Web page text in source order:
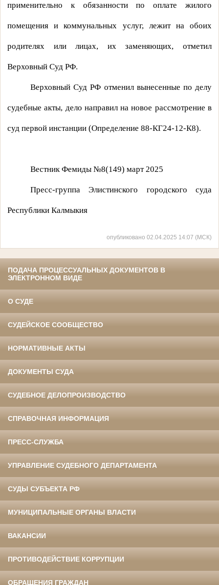
применительно к обязанности по оплате жилого
помещения и коммунальных услуг, лежит на обоих
родителях или лицах, их заменяющих, отметил
Верховный Суд РФ.
Верховный Суд РФ отменил вынесенные по делу
судебные акты, дело направил на новое рассмотрение в
суд первой инстанции (Определение 88-КГ24-12-К8).
Вестник Фемиды №8(149) март 2025
Пресс-группа Элистинского городского суда
Республики Калмыкия
опубликовано 02.04.2025 14:07 (МСК)
ПОДАЧА ПРОЦЕССУАЛЬНЫХ ДОКУМЕНТОВ В
ЭЛЕКТРОННОМ ВИДЕ
О СУДЕ
СУДЕЙСКОЕ СООБЩЕСТВО
НОРМАТИВНЫЕ АКТЫ
ДОКУМЕНТЫ СУДА
СУДЕБНОЕ ДЕЛОПРОИЗВОДСТВО
СПРАВОЧНАЯ ИНФОРМАЦИЯ
ПРЕСС-СЛУЖБА
УПРАВЛЕНИЕ СУДЕБНОГО ДЕПАРТАМЕНТА
СУДЫ СУБЪЕКТА РФ
МУНИЦИПАЛЬНЫЕ ОРГАНЫ ВЛАСТИ
ВАКАНСИИ
ПРОТИВОДЕЙСТВИЕ КОРРУПЦИИ
ОБРАЩЕНИЯ ГРАЖДАН